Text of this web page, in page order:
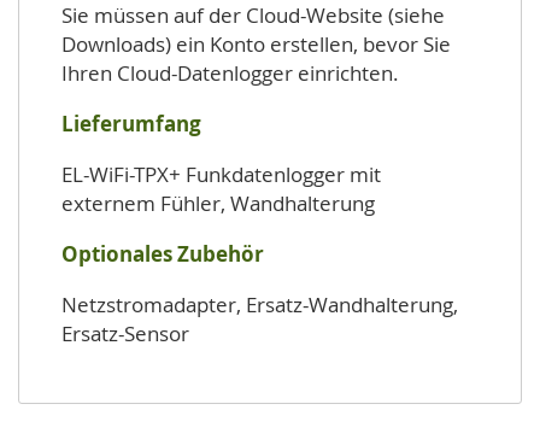
Sie müssen auf der Cloud-Website (siehe
Downloads) ein Konto erstellen, bevor Sie
Ihren Cloud-Datenlogger einrichten.
Lieferumfang
EL-WiFi-TPX+ Funkdatenlogger mit
externem Fühler, Wandhalterung
Optionales Zubehör
Netzstromadapter, Ersatz-Wandhalterung,
Ersatz-Sensor